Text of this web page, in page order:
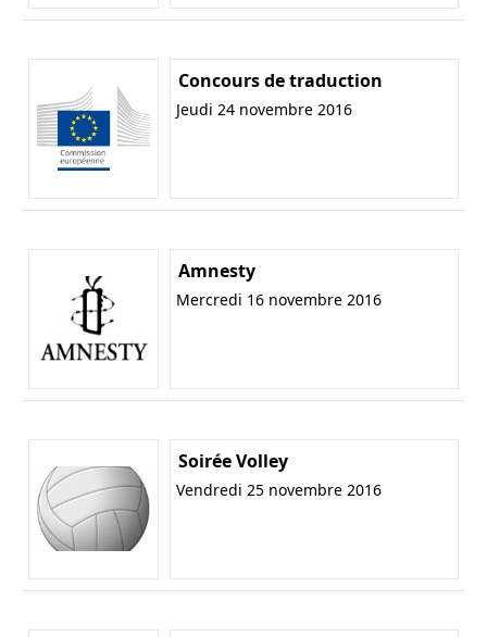
Concours de traduction
Jeudi 24 novembre 2016
Amnesty
Mercredi 16 novembre 2016
Soirée Volley
Vendredi 25 novembre 2016